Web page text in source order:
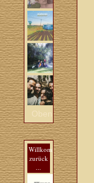
Oben
Willkommen
zurück
...